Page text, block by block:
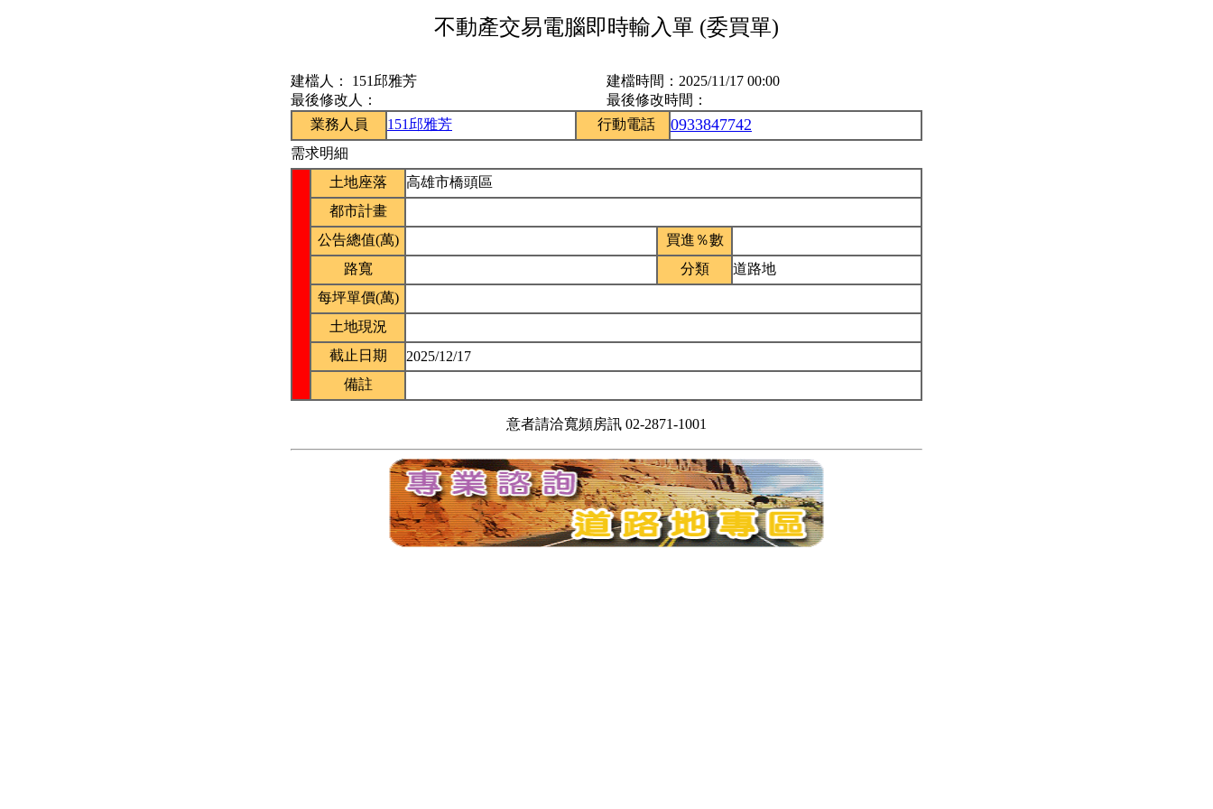
不動產交易電腦即時輸入單 (委買單)
建檔人： 151邱雅芳 建檔時間： 2025/11/17 00:00
最後修改人：
最後修改時間：
業務人員
151邱雅芳 行動電話 0933847742
需求明細
土地座落
高雄市橋頭區
都市計畫
公告總值(萬)
買進％數
路寬
分類
道路地
每坪單價(萬)
土地現況
截止日期
2025/12/17
備註
意者請洽寬頻房訊 02-2871-1001